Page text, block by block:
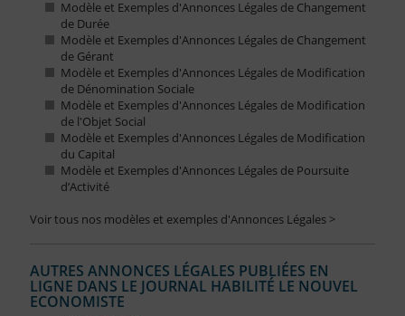
Modèle et Exemples d'Annonces Légales de Changement
de Durée
Modèle et Exemples d'Annonces Légales de Changement
de Gérant
Modèle et Exemples d'Annonces Légales de Modification
de Dénomination Sociale
Modèle et Exemples d'Annonces Légales de Modification
de l'Objet Social
Modèle et Exemples d'Annonces Légales de Modification
du Capital
Modèle et Exemples d'Annonces Légales de Poursuite
d’Activité
Voir tous nos modèles et exemples d'Annonces Légales >
AUTRES ANNONCES LÉGALES PUBLIÉES EN
LIGNE DANS LE JOURNAL HABILITÉ LE NOUVEL
ECONOMISTE